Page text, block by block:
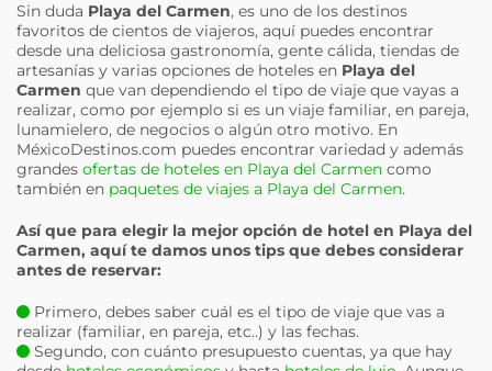
Sin duda Playa del Carmen, es uno de los destinos
favoritos de cientos de viajeros, aquí puedes encontrar
desde una deliciosa gastronomía, gente cálida, tiendas de
artesanías y varias opciones de hoteles en Playa del
Carmen que van dependiendo el tipo de viaje que vayas a
realizar, como por ejemplo si es un viaje familiar, en pareja,
lunamielero, de negocios o algún otro motivo. En
MéxicoDestinos.com puedes encontrar variedad y además
grandes ofertas de hoteles en Playa del Carmen como
también en paquetes de viajes a Playa del Carmen.
Así que para elegir la mejor opción de hotel en Playa del
Carmen, aquí te damos unos tips que debes considerar
antes de reservar:
Primero, debes saber cuál es el tipo de viaje que vas a
realizar (familiar, en pareja, etc..) y las fechas.
Segundo, con cuánto presupuesto cuentas, ya que hay